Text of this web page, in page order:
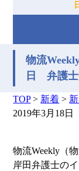
物流
日 弁護
TOP> 新着 >
2019年3月18
物流Weekly（
岸田弁護士の